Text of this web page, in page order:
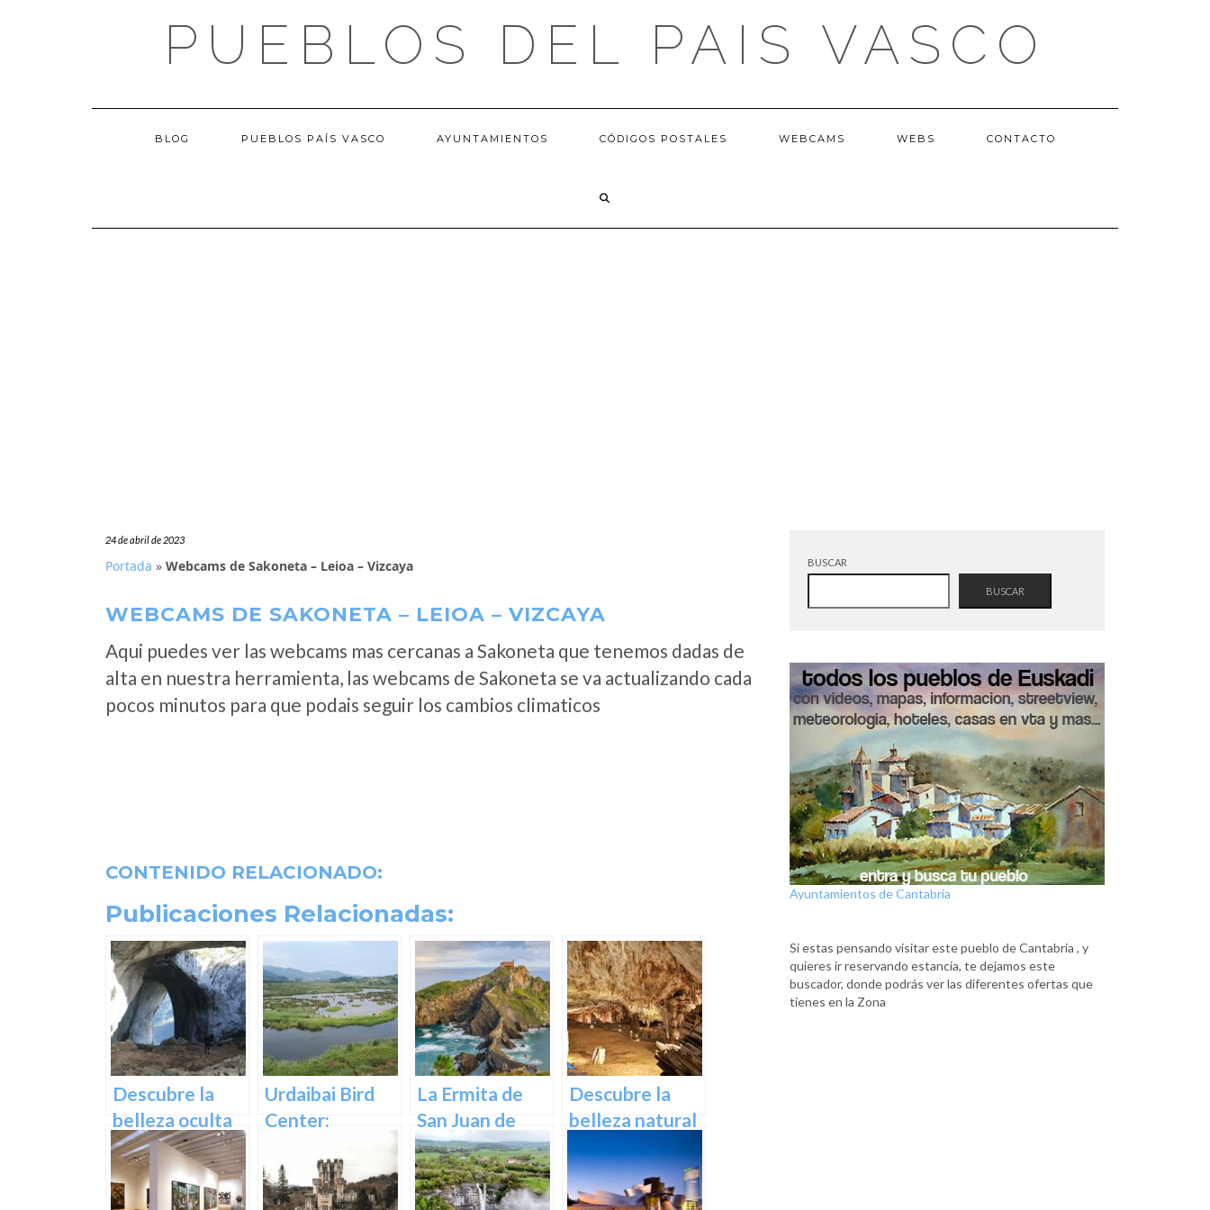
PUEBLOS DEL PAIS VASCO
BLOG PUEBLOS PAÍS VASCO AYUNTAMIENTOS CÓDIGOS POSTALES WEBCAMS WEBS CONTACTO
24 de abril de 2023
Portada » Webcams de Sakoneta – Leioa – Vizcaya
WEBCAMS DE SAKONETA – LEIOA – VIZCAYA
Aqui puedes ver las webcams mas cercanas a Sakoneta que tenemos dadas de
alta en nuestra herramienta, las webcams de Sakoneta se va actualizando cada
pocos minutos para que podais seguir los cambios climaticos
CONTENIDO RELACIONADO:
Publicaciones Relacionadas:
Descubre la
belleza oculta
de Guipuzcoa
en las Cuevas
de Oñati
Urdaibai Bird
Center:
vida de las aves
en plena
La Ermita de
San Juan de
Gaztelugatxe:
Historia, Ruta y
Experiencia
Descubre la
belleza natural
de Pozalagua:
Información y
BUSCAR
BUSCAR
Ayuntamientos de Cantabria
Si estas pensando visitar este pueblo de Cantabria , y
quieres ir reservando estancia, te dejamos este
buscador, donde podrás ver las diferentes ofertas que
tienes en la Zona